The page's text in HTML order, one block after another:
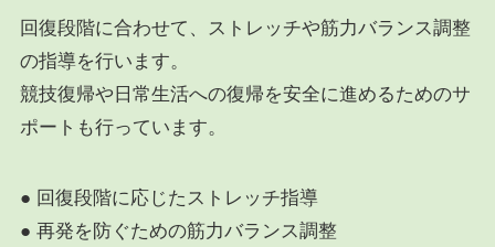
回復段階に合わせて、ストレッチや筋力バランス調整
の指導を行います。
競技復帰や日常生活への復帰を安全に進めるためのサ
ポートも行っています。
● 回復段階に応じたストレッチ指導
● 再発を防ぐための筋力バランス調整